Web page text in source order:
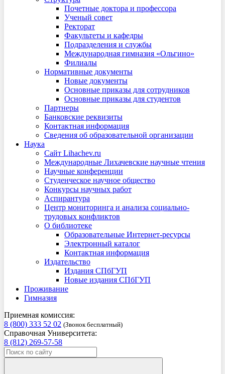
Почетные доктора и профессора
Ученый совет
Ректорат
Факультеты и кафедры
Подразделения и службы
Международная гимназия «Ольгино»
Филиалы
Нормативные документы
Новые документы
Основные приказы для сотрудников
Основные приказы для студентов
Партнеры
Банковские реквизиты
Контактная информация
Сведения об образовательной организации
Наука
Сайт Lihachev.ru
Международные Лихачевские научные чтения
Научные конференции
Студенческое научное общество
Конкурсы научных работ
Аспирантура
Центр мониторинга и анализа социально-
трудовых конфликтов
О библиотеке
Образовательные Интернет-ресурсы
Электронный каталог
Контактная информация
Издательство
Издания СПбГУП
Новые издания СПбГУП
Проживание
Гимназия
Приемная комиссия:
8 (800) 333 52 02 (Звонок бесплатный)
Справочная Университета:
8 (812) 269-57-58